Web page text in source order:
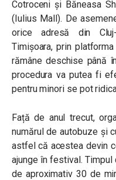
Cotroceni și Băneasa
(Iulius Mall). De
orice adresă din
Timișoara, prin
rămâne deschise până
procedura va putea fi
pentru minori se pot
Față de anul trecut,
numărul de autobuze și
astfel că acestea devin
ajunge în festival.
de aproximativ 30 de